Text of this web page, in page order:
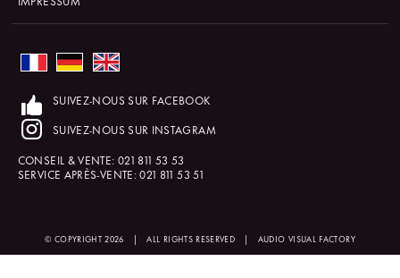
SUIVEZ-NOUS SUR FACEBOOK
SUIVEZ-NOUS SUR INSTAGRAM
CONSEIL & VENTE: 021 811 53 53
SERVICE APRÈS-VENTE:021 811 53 51
© COPYRIGHT 2026 | ALL RIGHTS RESERVED | AUDIO VISUAL FACTORY